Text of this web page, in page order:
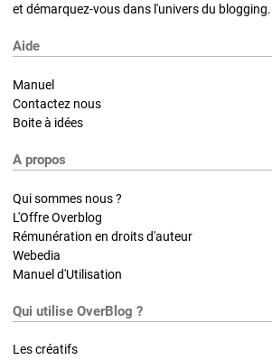
et démarquez-vous dans l'univers du blogging.
Aide
Manuel
Contactez nous
Boite à idées
A propos
Qui sommes nous ?
L'Offre Overblog
Rémunération en droits d'auteur
Webedia
Manuel d'Utilisation
Qui utilise OverBlog ?
Les créatifs